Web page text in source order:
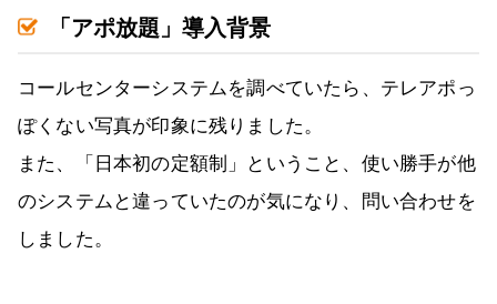
「アポ放題」導入背景
コールセンターシステムを調べていたら、テレアポっ
ぽくない写真が印象に残りました。
また、「日本初の定額制」ということ、使い勝手が他
のシステムと違っていたのが気になり、問い合わせを
しました。